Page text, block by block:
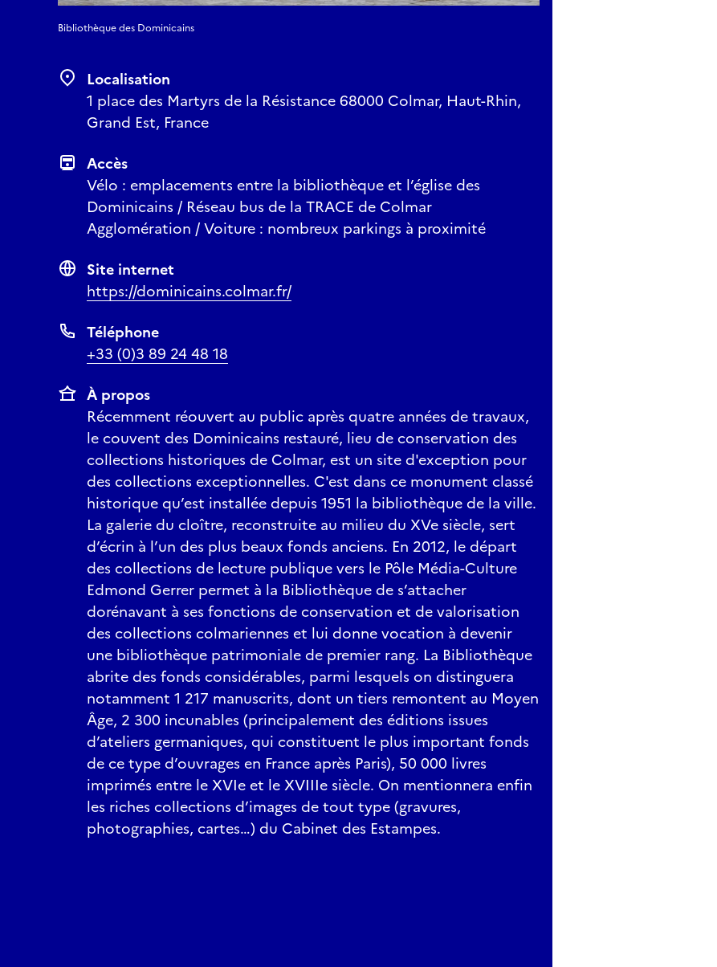
Bibliothèque des Dominicains
Localisation
1 place des Martyrs de la Résistance 68000 Colmar, Haut-Rhin,
Grand Est, France
Accès
Vélo : emplacements entre la bibliothèque et l’église des
Dominicains / Réseau bus de la TRACE de Colmar
Agglomération / Voiture : nombreux parkings à proximité
Site internet
https://dominicains.colmar.fr/
Téléphone
+33 (0)3 89 24 48 18
À propos
Récemment réouvert au public après quatre années de travaux,
le couvent des Dominicains restauré, lieu de conservation des
collections historiques de Colmar, est un site d'exception pour
des collections exceptionnelles. C'est dans ce monument classé
historique qu’est installée depuis 1951 la bibliothèque de la ville.
La galerie du cloître, reconstruite au milieu du XVe siècle, sert
d’écrin à l’un des plus beaux fonds anciens. En 2012, le départ
des collections de lecture publique vers le Pôle Média-Culture
Edmond Gerrer permet à la Bibliothèque de s’attacher
dorénavant à ses fonctions de conservation et de valorisation
des collections colmariennes et lui donne vocation à devenir
une bibliothèque patrimoniale de premier rang. La Bibliothèque
abrite des fonds considérables, parmi lesquels on distinguera
notamment 1 217 manuscrits, dont un tiers remontent au Moyen
Âge, 2 300 incunables (principalement des éditions issues
d’ateliers germaniques, qui constituent le plus important fonds
de ce type d’ouvrages en France après Paris), 50 000 livres
imprimés entre le XVIe et le XVIIIe siècle. On mentionnera enfin
les riches collections d’images de tout type (gravures,
photographies, cartes…) du Cabinet des Estampes.